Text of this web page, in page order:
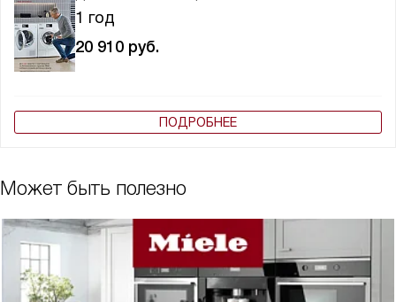
1 год
20 910 руб.
ПОДРОБНЕЕ
Может быть полезно